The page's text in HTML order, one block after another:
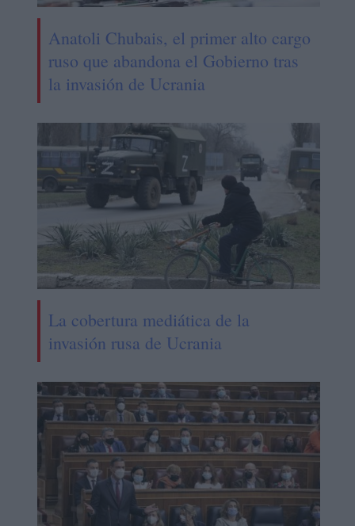
Anatoli Chubais, el primer alto cargo
ruso que abandona el Gobierno tras
la invasión de Ucrania
La cobertura mediática de la
invasión rusa de Ucrania